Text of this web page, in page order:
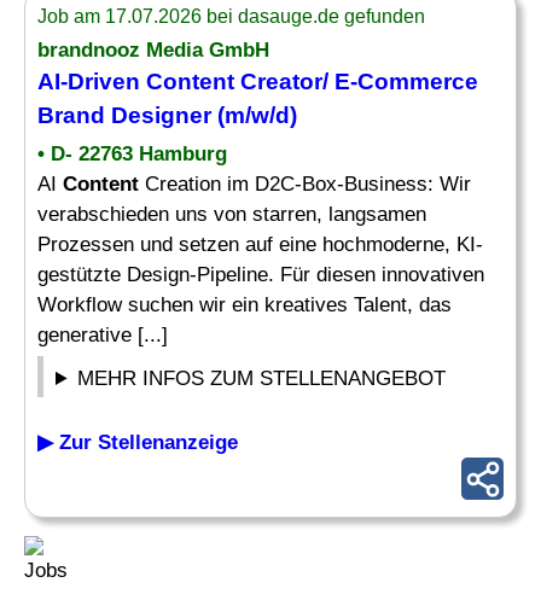
Job am 17.07.2026 bei dasauge.de gefunden
brandnooz Media GmbH
AI-Driven Content Creator/ E-Commerce
Brand Designer (m/w/d)
• D- 22763 Hamburg
AI Content Creation im D2C-Box-Business: Wir
verabschieden uns von starren, langsamen
Prozessen und setzen auf eine hochmoderne, KI-
gestützte Design-Pipeline. Für diesen innovativen
Workflow suchen wir ein kreatives Talent, das
generative [...]
MEHR INFOS ZUM STELLENANGEBOT
▶ Zur Stellenanzeige